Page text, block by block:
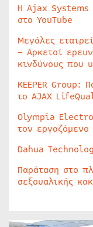
Η Ajax Systems
στο YouTube
Μεγάλες
– Αρκετοί
κινδύνους που
KEEPER Group:
το AJAX
Olympia
τον
Dahua
Παράταση στο
σεξουαλικής